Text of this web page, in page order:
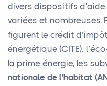
divers dispositifs
variées et nombreuses.
figurent le crédit
énergétique (CITE),
la prime énergie, les
nationale de l'habitat